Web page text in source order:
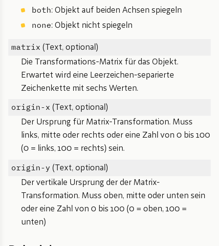
both: Objekt auf beiden Achsen spiegeln
none: Objekt nicht spiegeln
matrix (Text, optional)
Die Transformations-Matrix für das Objekt.
Erwartet wird eine Leerzeichen-separierte
Zeichenkette mit sechs Werten.
origin-x (Text, optional)
Der Ursprung für Matrix-Transformation. Muss
links, mitte oder rechts oder eine Zahl von 0 bis 100
(0 = links, 100 = rechts) sein.
origin-y (Text, optional)
Der vertikale Ursprung der der Matrix-
Transformation. Muss oben, mitte oder unten sein
oder eine Zahl von 0 bis 100 (0 = oben, 100 =
unten)